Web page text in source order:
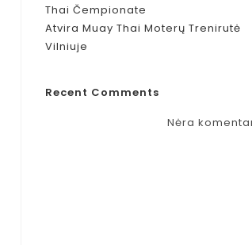
Thai Čempionate
Atvira Muay Thai Moterų Trenirutė
Vilniuje
Recent Comments
Nėra